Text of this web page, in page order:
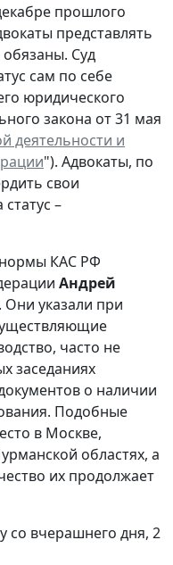
прошлого
представлять
Суд
сам по себе
юридического
закона от 31 мая
деятельности и
"). Адвокаты, по
свои
–
нормы КАС РФ
Андрей
. Они указали при
часто не
заседаниях
о наличии
Подобные
в Москве,
областях, а
их продолжает
со вчерашнего дня, 2